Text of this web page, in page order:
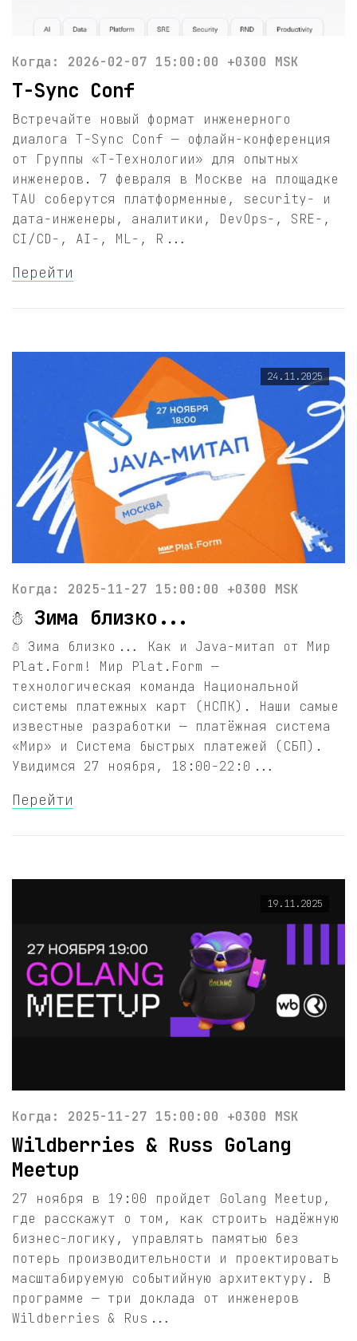
Когда: 2026-02-07 15:00:00 +0300 MSK
T-Sync Conf
Встречайте новый формат инженерного
диалога T-Sync Conf — офлайн-конференция
от Группы «Т-Технологии» для опытных
инженеров. 7 февраля в Москве на площадке
TAU соберутся платформенные, security- и
дата-инженеры, аналитики, DevOps-, SRE-,
CI/CD-, AI-, ML-, R...
Перейти
24.11.2025
Когда: 2025-11-27 15:00:00 +0300 MSK
☃️ Зима близко...
☃️ Зима близко... Как и Java-митап от Мир
Plat.Form! Мир Plat.Form —
технологическая команда Национальной
системы платежных карт (НСПК). Наши самые
известные разработки — платёжная система
«Мир» и Система быстрых платежей (СБП).
Увидимся 27 ноября, 18:00-22:0...
Перейти
19.11.2025
Когда: 2025-11-27 15:00:00 +0300 MSK
Wildberries & Russ Golang
Meetup
27 ноября в 19:00 пройдет Golang Meetup,
где расскажут о том, как строить надёжную
бизнес-логику, управлять памятью без
потерь производительности и проектировать
масштабируемую событийную архитектуру. В
программе — три доклада от инженеров
Wildberries & Rus...